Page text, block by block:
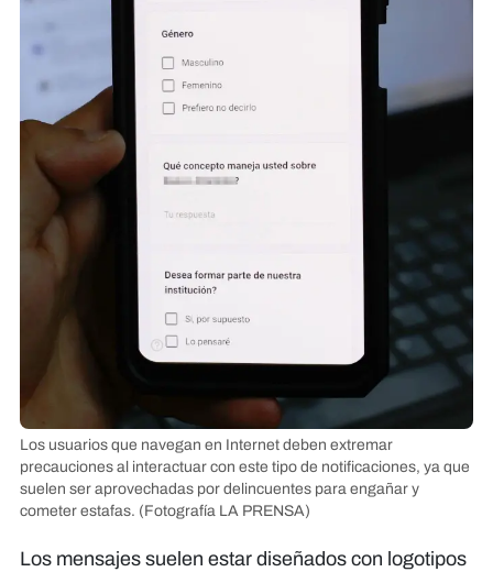
Los usuarios que navegan en Internet deben extremar
precauciones al interactuar con este tipo de notificaciones, ya que
suelen ser aprovechadas por delincuentes para engañar y
cometer estafas. (Fotografía LA PRENSA)
Los mensajes suelen estar diseñados con logotipos